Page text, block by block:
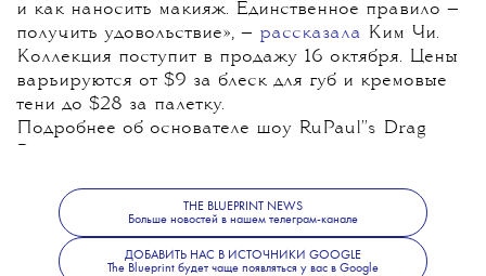
и как наносить макияж. Единственное правило —
получить удовольствие», — рассказала Ким Чи.
Коллекция поступит в продажу 16 октября. Цены
варьируются от $9 за блеск для губ и кремовые
тени до $28 за палетку.
Подробнее об основателе шоу RuPaul''s Drag
THE BLUEPRINT NEWS
Больше новостей в нашем телеграм-канале
ДОБАВИТЬ НАС В ИСТОЧНИКИ GOOGLE
The Blueprint будет чаще появляться у вас в Google